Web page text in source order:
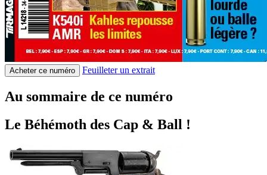
Acheter ce numéro Feuilleter un extrait
Au sommaire de ce numéro
Le Béhémoth des Cap & Ball !